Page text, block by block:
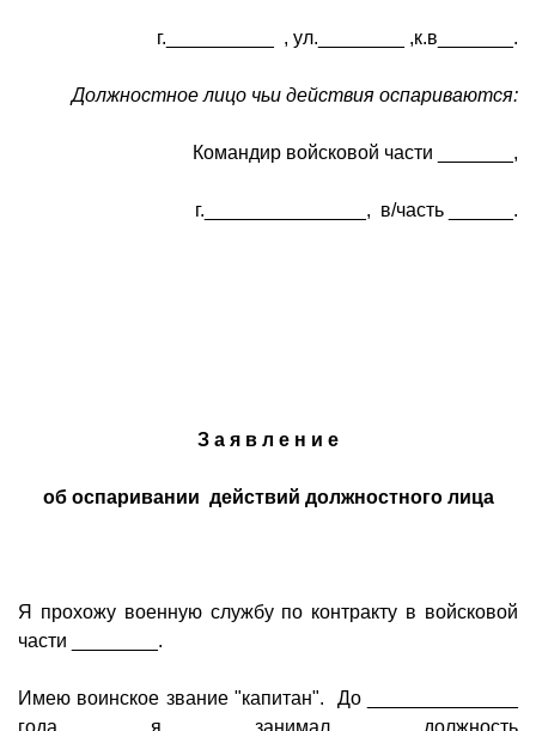
г.__________ , ул.________ ,к.в_______.
Должностное лицо чьи действия оспариваются:
Командир войсковой части _______,
г._______________, в/часть ______.
З а я в л е н и е
об оспаривании действий должностного лица
Я прохожу военную службу по контракту в войсковой
части ________.
Имею воинское звание "капитан". До ______________
года я занимал должность